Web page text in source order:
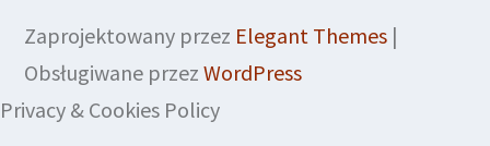
Zaprojektowany przez Elegant Themes |
Obsługiwane przezWordPress
Privacy & Cookies Policy